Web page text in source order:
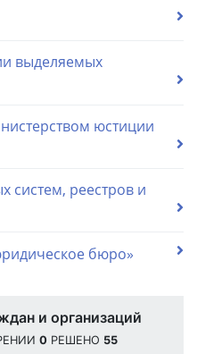
выделяемых
юстиции
реестров и
бюро»
и организаций
0 РЕШЕНО 55